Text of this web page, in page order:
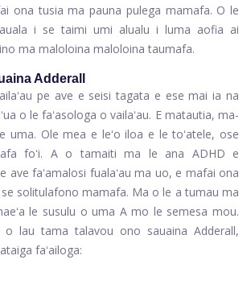
ona tusia ma pauna pulega mamafa. O le
i se taimi umi alualu i luma aofia ai
ma maloloina maloloina taumafa.
Adderall
pe ave e seisi tagata e ese mai ia na
o le faʻasologa o vailaʻau. E matautia, ma-
uma. Ole mea e leʻo iloa e le toʻatele, ose
foʻi. A o tamaiti ma le ana ADHD e
ave faʻamalosi fualaʻau ma uo, e mafai ona
se solitulafono mamafa. Ma o le a tumau ma
le susulu o uma A mo le semesa mou.
lau tama talavou ono sauaina Adderall,
faʻailoga: